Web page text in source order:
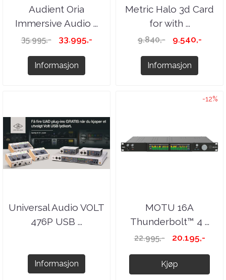
Audient Oria
Immersive Audio ...
35.995,- 33.995,-
Informasjon
Metric Halo 3d Card
for with ...
9.840,- 9.540,-
Informasjon
Universal Audio VOLT
476P USB ...
Informasjon
-12%
MOTU 16A
Thunderbolt™ 4 ...
22.995,- 20.195,-
Kjøp